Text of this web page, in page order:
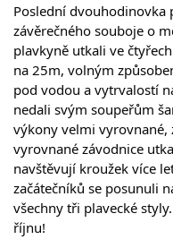
Poslední dvouhodinovka
závěrečného souboje o
plavkyně utkali ve
na 25m, volným
pod vodou a vytrvalostí
nedali svým soupeřům
výkony velmi vyrovnané,
vyrovnané závodnice
navštěvují kroužek více
začátečníků se posunuli
všechny tři plavecké
říjnu!